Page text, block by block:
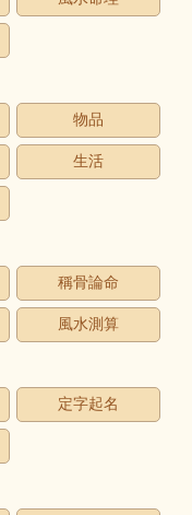
物品
生活
稱骨論命
風水測算
定字起名